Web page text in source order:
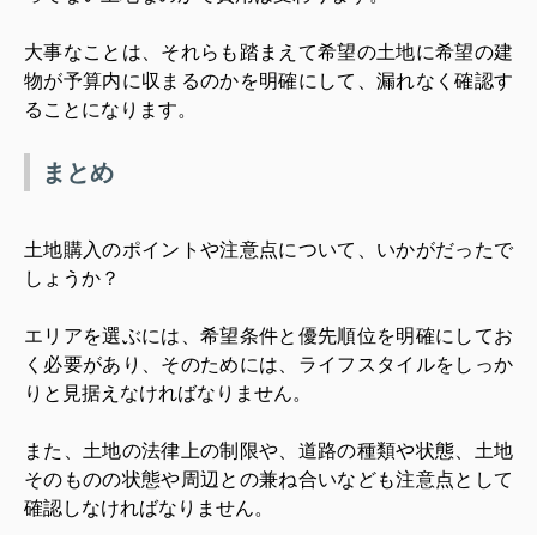
大事なことは、それらも踏まえて希望の土地に希望の建
物が予算内に収まるのかを明確にして、漏れなく確認す
ることになります。
まとめ
土地購入のポイントや注意点について、いかがだったで
しょうか？
エリアを選ぶには、希望条件と優先順位を明確にしてお
く必要があり、そのためには、ライフスタイルをしっか
りと見据えなければなりません。
また、土地の法律上の制限や、道路の種類や状態、土地
そのものの状態や周辺との兼ね合いなども注意点として
確認しなければなりません。